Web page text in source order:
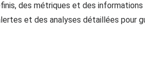
des métriques et des
et des analyses détaillées pour